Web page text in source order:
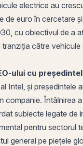
electrice au
de euro în
cu obiectivul de
către
ului cu
Intel, și
companie.
subiecte legate
pentru
general pe piețele